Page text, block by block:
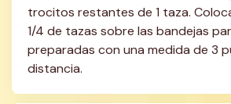
trocitos restantes de 1 taza.
1/4 de tazas sobre las bandejas
preparadas con una medida de 3
distancia.